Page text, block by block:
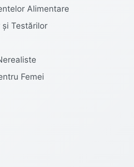
Alimentare
și Testărilor
Femei